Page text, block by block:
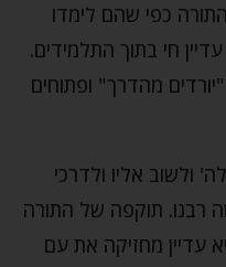
כפי שהם לימדו
חי בתוך התלמידים.
מהדרך" ופתוחים
ולשוב אליו ולדרכי
רבנו. תוקפה של התורה
עדיין מחזיקה את עם